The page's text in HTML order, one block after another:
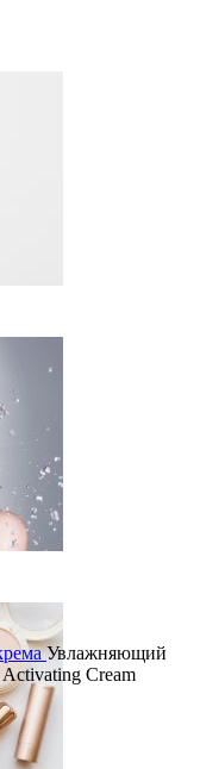
Увлажняющий
Cream